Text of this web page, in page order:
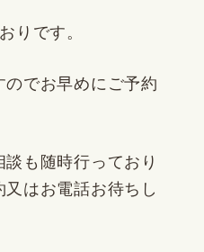
りです。
でお早めにご予約
も随時行っており
はお電話お待ちし